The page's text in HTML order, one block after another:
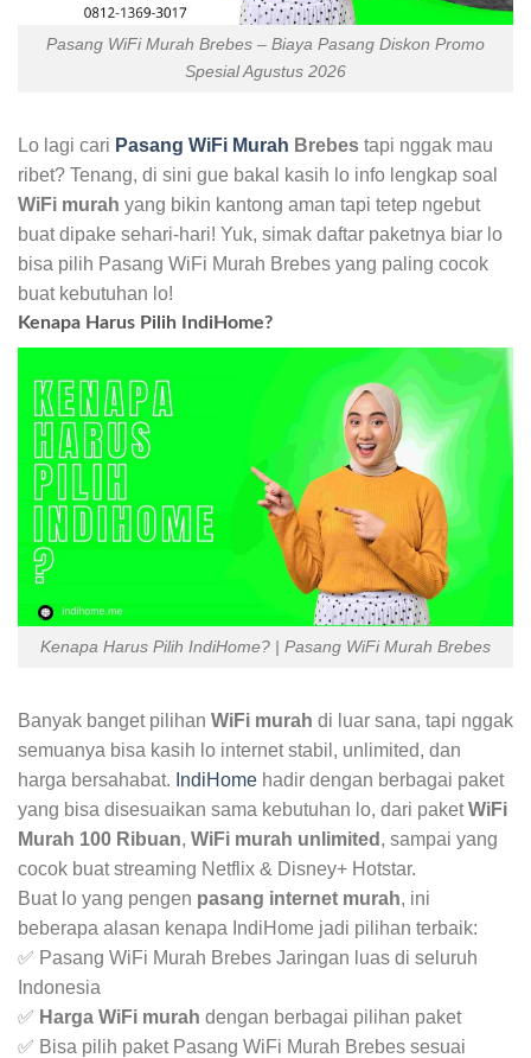
Pasang WiFi Murah Brebes – Biaya Pasang Diskon Promo
Spesial Agustus 2026
Lo lagi cari Pasang WiFi Murah Brebes tapi nggak mau
ribet? Tenang, di sini gue bakal kasih lo info lengkap soal
WiFi murah yang bikin kantong aman tapi tetep ngebut
buat dipake sehari-hari! Yuk, simak daftar paketnya biar lo
bisa pilih Pasang WiFi Murah Brebes yang paling cocok
buat kebutuhan lo!
Kenapa Harus Pilih IndiHome?
Kenapa Harus Pilih IndiHome? | Pasang WiFi Murah Brebes
Banyak banget pilihan WiFi murah di luar sana, tapi nggak
semuanya bisa kasih lo internet stabil, unlimited, dan
harga bersahabat. IndiHome hadir dengan berbagai paket
yang bisa disesuaikan sama kebutuhan lo, dari paketWiFi
Murah 100 Ribuan, WiFi murah unlimited , sampai yang
cocok buat streaming Netflix & Disney+ Hotstar.
Buat lo yang pengen pasang internet murah, ini
beberapa alasan kenapa IndiHome jadi pilihan terbaik:
✅ Pasang WiFi Murah Brebes Jaringan luas di seluruh
Indonesia
✅ Harga WiFi murah dengan berbagai pilihan paket
✅ Bisa pilih paket Pasang WiFi Murah Brebes sesuai